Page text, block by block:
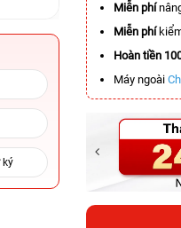
ký
Miễn phí
Miễn phí
Hoàn tiền
Máy ngoài